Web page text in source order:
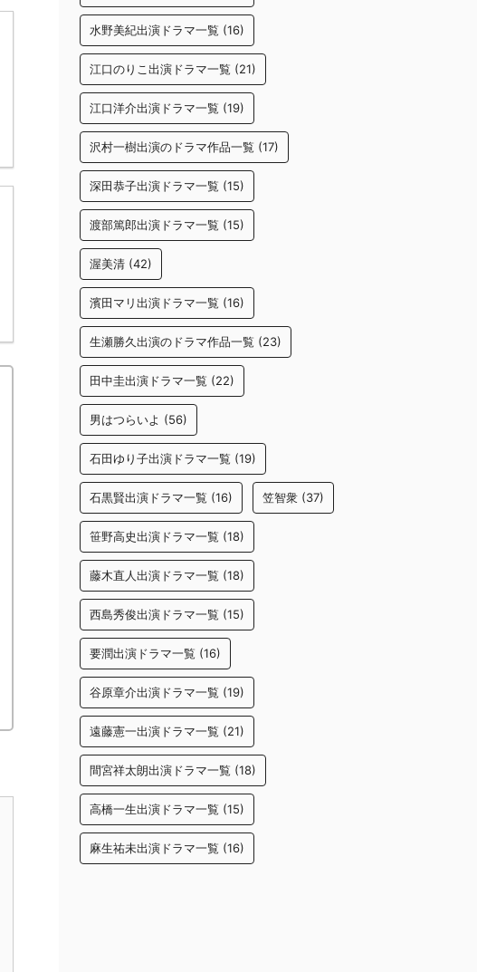
水野美紀出演ドラマ一覧 (16)
江口のりこ出演ドラマ一覧 (21)
江口洋介出演ドラマ一覧 (19)
沢村一樹出演のドラマ作品一覧 (17)
深田恭子出演ドラマ一覧 (15)
渡部篤郎出演ドラマ一覧 (15)
渥美清 (42)
濱田マリ出演ドラマ一覧 (16)
生瀬勝久出演のドラマ作品一覧 (23)
田中圭出演ドラマ一覧 (22)
男はつらいよ (56)
石田ゆり子出演ドラマ一覧 (19)
石黒賢出演ドラマ一覧 (16) 笠智衆 (37)
笹野高史出演ドラマ一覧 (18)
藤木直人出演ドラマ一覧 (18)
西島秀俊出演ドラマ一覧 (15)
要潤出演ドラマ一覧 (16)
谷原章介出演ドラマ一覧 (19)
遠藤憲一出演ドラマ一覧 (21)
間宮祥太朗出演ドラマ一覧 (18)
高橋一生出演ドラマ一覧 (15)
麻生祐未出演ドラマ一覧 (16)